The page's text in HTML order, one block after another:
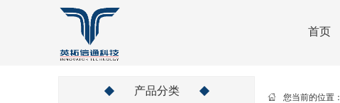
首页
产品分类
您当前的位置：